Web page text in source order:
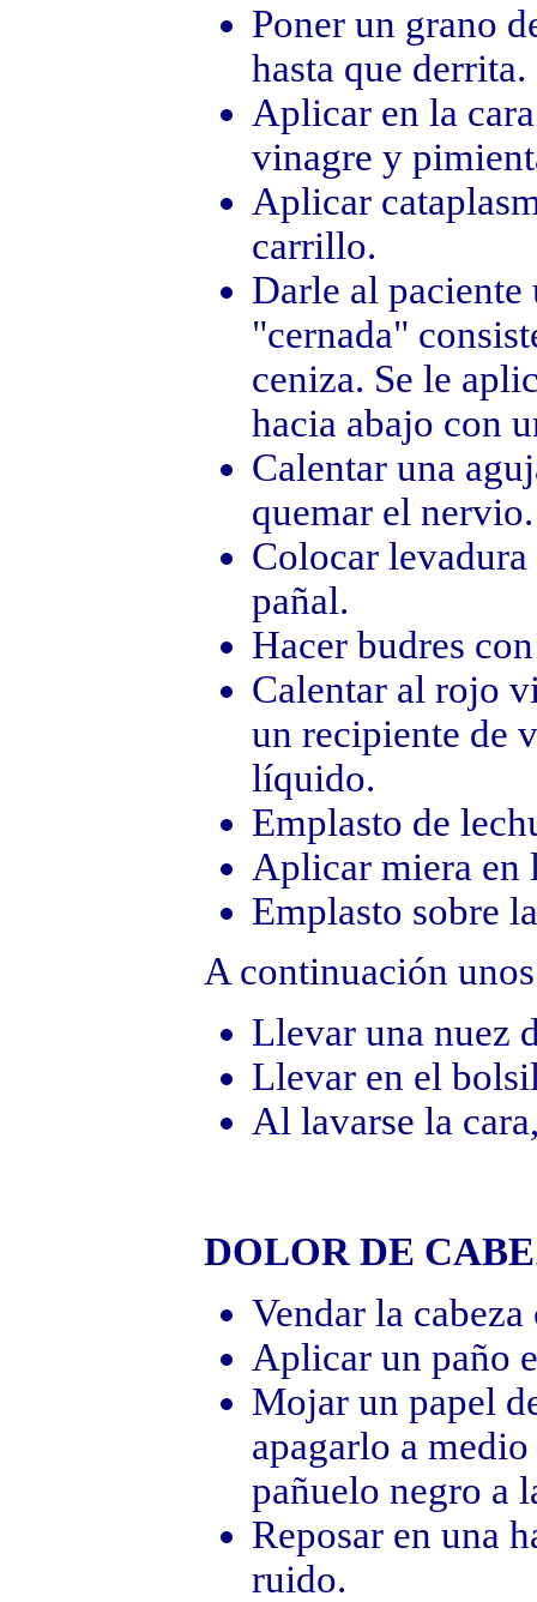
Poner un grano
hasta que derrita.
Aplicar en la
vinagre y
Aplicar
carrillo.
Darle al paciente
"cernada"
ceniza. Se le
hacia abajo con
Calentar una
quemar el nervio.
Colocar
pañal.
Hacer budres
Calentar al rojo
un recipiente de
líquido.
Emplasto de
Aplicar miera en
Emplasto sobre
A continuación
Llevar una nuez
Llevar en el
Al lavarse la
DOLOR DE
Vendar la
Aplicar un paño
Mojar un papel
apagarlo a
pañuelo negro a
Reposar en una
ruido.